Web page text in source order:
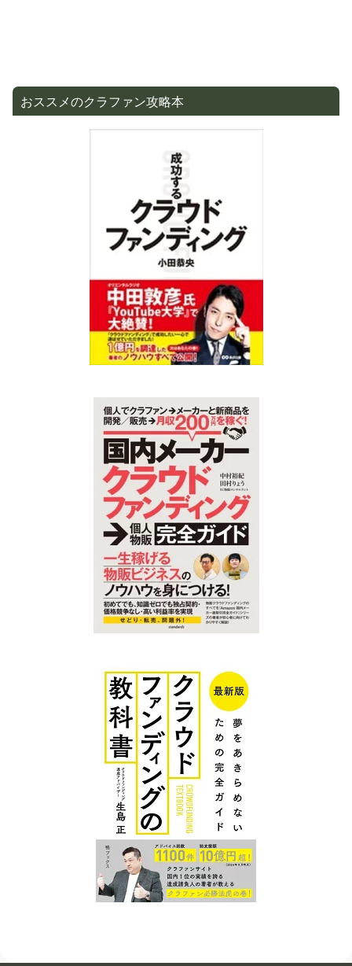
おススメのクラファン攻略本